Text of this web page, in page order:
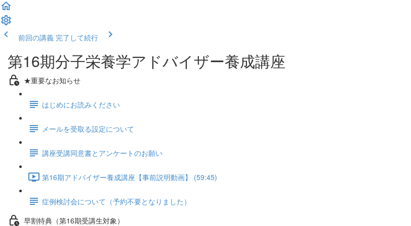
前回の講義 完了して続行
第16期分子栄養学アドバイザー養成講座
★重要なお知らせ
はじめにお読みください
メールを受取る設定について
講座受講同意書とアンケートのお願い
第16期アドバイザー養成講座【事前説明動画】 (59:45)
症例検討会について（予約不要となりました）
早割特典（第16期受講生対象）